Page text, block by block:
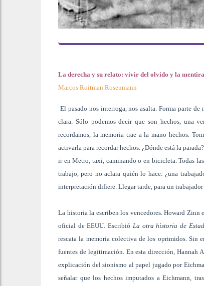
La derecha y su relato: vivir del olvido y la mentira
Marcos Roitman Rosenmann
El pasado nos interroga, nos asalta. Forma parte
clara. Sólo podemos decir que son hechos, una
recordamos, la memoria trae a la mano hechos.
activarla para recordar hechos. ¿Dónde está la
ir en Metro, taxi, caminando o en bicicleta. Todas
trabajo, pero no aclara quién lo hace: ¿una
interpretación difiere. Llegar tarde, para un
La historia la escriben los vencedores. Howard
oficial de EEUU. Escribió La otra historia de
rescata la memoria colectiva de los oprimidos. Sin
fuentes de legitimación. En esta dirección, Hannah
explicación del sionismo al papel jugado por
señalar que los hechos imputados a Eichmann,